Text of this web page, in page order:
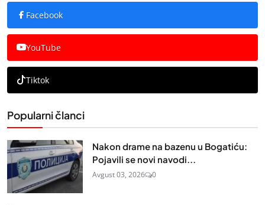
Facebook
YouTube
Tiktok
Popularni članci
Nakon drame na bazenu u Bogatiću:
Pojavili se novi navodi...
Avgust 03, 2026 0